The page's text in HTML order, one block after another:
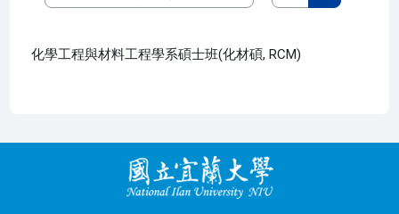
搜尋課程
化學工程與材料工程學系碩士班(化材碩, RCM)